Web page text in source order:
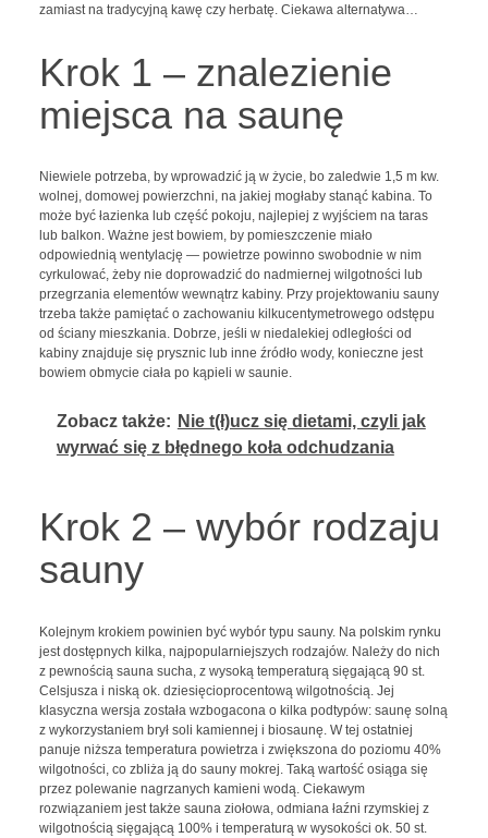
zamiast na tradycyjną kawę czy herbatę. Ciekawa alternatywa…
Krok 1 – znalezienie
miejsca na saunę
Niewiele potrzeba, by wprowadzić ją w życie, bo zaledwie 1,5 m kw.
wolnej, domowej powierzchni, na jakiej mogłaby stanąć kabina. To
może być łazienka lub część pokoju, najlepiej z wyjściem na taras
lub balkon. Ważne jest bowiem, by pomieszczenie miało
odpowiednią wentylację — powietrze powinno swobodnie w nim
cyrkulować, żeby nie doprowadzić do nadmiernej wilgotności lub
przegrzania elementów wewnątrz kabiny. Przy projektowaniu sauny
trzeba także pamiętać o zachowaniu kilkucentymetrowego odstępu
od ściany mieszkania. Dobrze, jeśli w niedalekiej odległości od
kabiny znajduje się prysznic lub inne źródło wody, konieczne jest
bowiem obmycie ciała po kąpieli w saunie.
Zobacz także: Nie t(ł)ucz się dietami, czyli jak
wyrwać się z błędnego koła odchudzania
Krok 2 – wybór rodzaju
sauny
Kolejnym krokiem powinien być wybór typu sauny. Na polskim rynku
jest dostępnych kilka, najpopularniejszych rodzajów. Należy do nich
z pewnością sauna sucha, z wysoką temperaturą sięgającą 90 st.
Celsjusza i niską ok. dziesięcioprocentową wilgotnością. Jej
klasyczna wersja została wzbogacona o kilka podtypów: saunę solną
z wykorzystaniem brył soli kamiennej i biosaunę. W tej ostatniej
panuje niższa temperatura powietrza i zwiększona do poziomu 40%
wilgotności, co zbliża ją do sauny mokrej. Taką wartość osiąga się
przez polewanie nagrzanych kamieni wodą. Ciekawym
rozwiązaniem jest także sauna ziołowa, odmiana łaźni rzymskiej z
wilgotnością sięgającą 100% i temperaturą w wysokości ok. 50 st.